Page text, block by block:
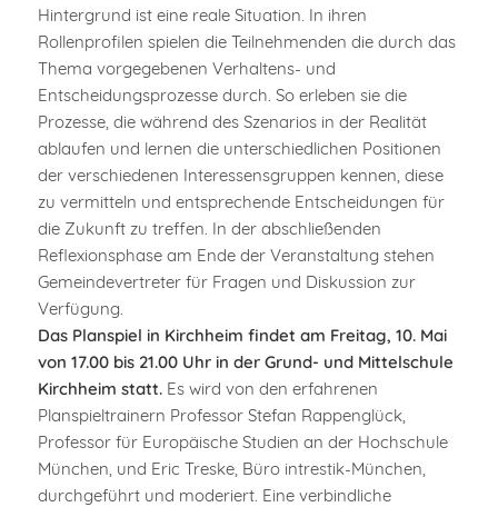
Hintergrund ist eine reale Situation. In ihren
Rollenprofilen spielen die Teilnehmenden die durch das
Thema vorgegebenen Verhaltens- und
Entscheidungsprozesse durch. So erleben sie die
Prozesse, die während des Szenarios in der Realität
ablaufen und lernen die unterschiedlichen Positionen
der verschiedenen Interessensgruppen kennen, diese
zu vermitteln und entsprechende Entscheidungen für
die Zukunft zu treffen. In der abschließenden
Reflexionsphase am Ende der Veranstaltung stehen
Gemeindevertreter für Fragen und Diskussion zur
Verfügung.
Das Planspiel in Kirchheim findet am Freitag, 10. Mai
von 17.00 bis 21.00 Uhr in der Grund- und Mittelschule
Kirchheim statt.Es wird von den erfahrenen
Planspieltrainern Professor Stefan Rappenglück,
Professor für Europäische Studien an der Hochschule
München, und Eric Treske, Büro intrestik-München,
durchgeführt und moderiert. Eine verbindliche